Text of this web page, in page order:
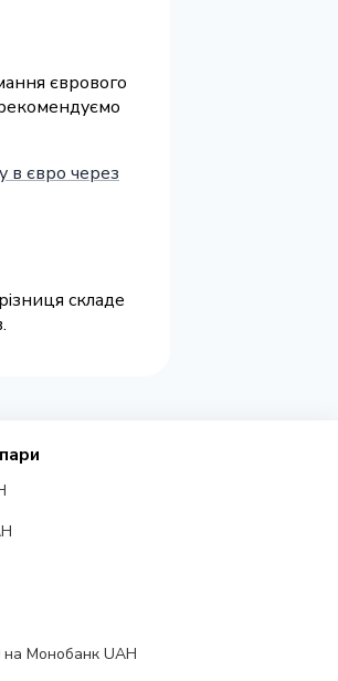
єврового
в євро через
складе
на Монобанк UAH